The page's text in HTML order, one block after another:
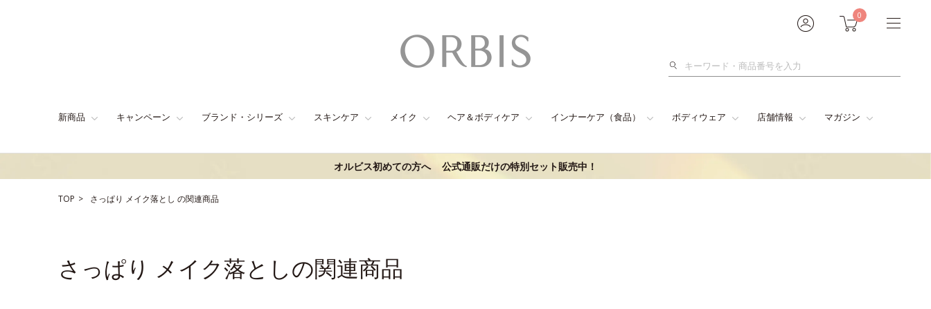
0
検
新商品 キャンペーン ブランド・シリーズ スキンケア メイク ヘア＆ボディケア インナーケア（食品） ボディウェア 店舗情報 マガジン
オルビス初めての方へ 公式通販だけの特別セット販売中！
TOP さっぱり メイク落とし の関連商品
さっぱり メイク落としの関連商品